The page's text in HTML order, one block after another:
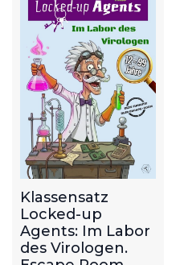
Klassensatz
Locked-up
Agents: Im Labor
des Virologen.